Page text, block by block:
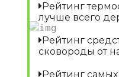
Рейтинг
лучше всего
Рейтинг
сковороды от
Рейтинг